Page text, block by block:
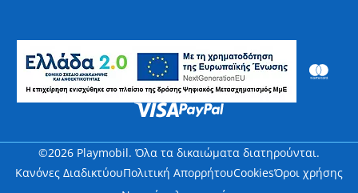
©2026 Playmobil. Όλα τα δικαιώματα διατηρούνται.
Κανόνες ΔιαδικτύουΠολιτική ΑπορρήτουCookiesΌροι χρήσης